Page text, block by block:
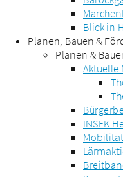
Blick in
Planen, Bauen &
Planen &
Aktuelle
INSEK